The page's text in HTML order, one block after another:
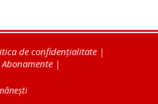
de confidențialitate |
Abonamente |